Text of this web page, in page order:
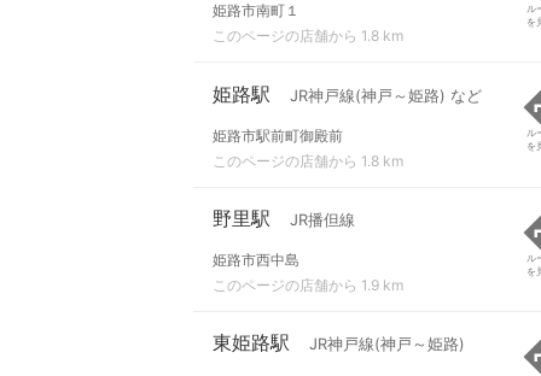
姫路市南町１
このページの店舗から 1.8 km
ル
を
姫路駅 JR神戸線(神戸～姫路) など
姫路市駅前町御殿前
このページの店舗から 1.8 km
ル
を
野里駅 JR播但線
姫路市西中島
このページの店舗から 1.9 km
ル
を
東姫路駅 JR神戸線(神戸～姫路)